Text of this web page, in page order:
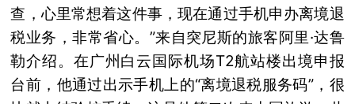
查，心里常想着这件事，现在通过手机申办离境退
税业务，非常省心。”来自突尼斯的旅客阿里·达鲁
勒介绍。在广州白云国际机场T2航站楼出境申报
台前，他通过出示手机上的“离境退税服务码”，很